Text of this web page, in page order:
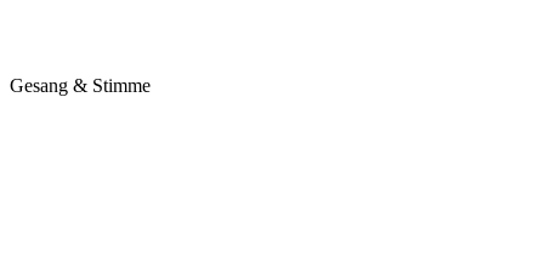
Gesang & Stimme